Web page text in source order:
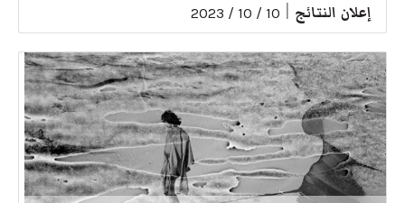
إعلان النتائج 10 / 10 / 2023